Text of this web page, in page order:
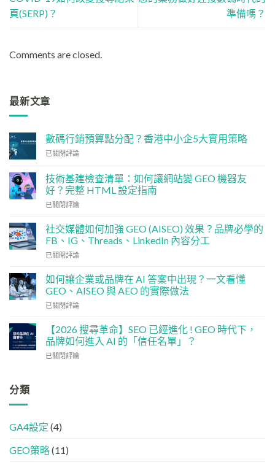
頁(SERP)？
準備嗎？
Comments are closed.
最新文章
數碼行銷預算點分配？香港中小企5大實用策略
數
行
銷
預
算
分
配？
香
港
小
企
大
策
已關閉評論
技術基建檢查清單：如何讓網站變 GEO 機器友
好？完整 HTML 設定指南
技
基
建
檢
查
單：
如
讓
變
機
HTML
設
定
指
已關閉評論
社交媒體如何加強 GEO (AISEO) 效果？品牌必學的
FB、IG、Threads、LinkedIn 內容分工
社
媒
體
如
何
GEO
(AISEO)
效
FB、
Threads、
已關閉評論
如何讓企業或品牌在 AI 答案中出現？一文看懂
GEO、AISEO 與 AEO 的實際做法
如
企
業
或
中
現？
已關閉評論
【2026 搜尋革命】SEO 已經進化 ! GEO 時代下，
品牌如何進入 AI 的「信任名單」？
【2026
經
化
已關閉評論
分類
GA4設定 (4)
GEO策略(11)